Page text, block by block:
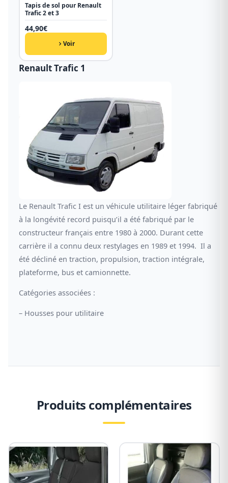
Tapis de sol pour Renault
Trafic 2 et 3
44,90€
Voir
Renault Trafic 1
Le Renault Trafic I est un véhicule utilitaire léger fabriqué
à la longévité record puisqu’il a été fabriqué par le
constructeur français entre 1980 à 2000. Durant cette
carrière il a connu deux restylages en 1989 et 1994. Il a
été décliné en traction, propulsion, traction intégrale,
plateforme, bus et camionnette.
Catégories associées :
– Housses pour utilitaire
Produits complémentaires